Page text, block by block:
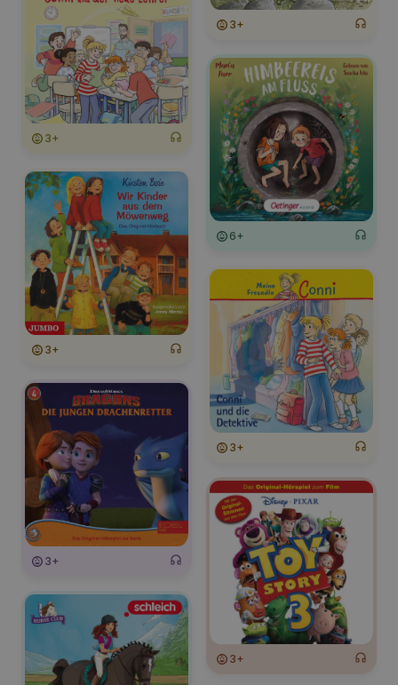
3+
3+
6+
3+
3+
3+
3+